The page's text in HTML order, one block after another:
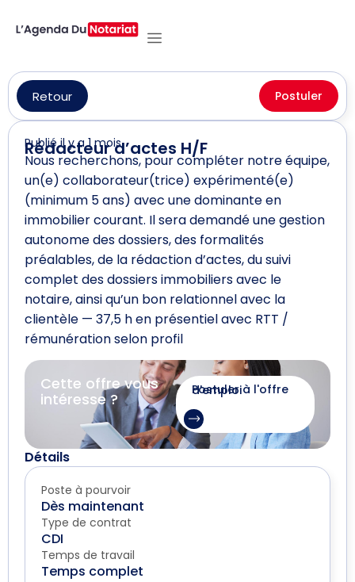
Retour Postuler
Rédacteur d’actes H/F
Publié il y a 1 mois
Nous recherchons, pour compléter notre équipe,
un(e) collaborateur(trice) expérimenté(e)
(minimum 5 ans) avec une dominante en
immobilier courant. Il sera demandé une gestion
autonome des dossiers, des formalités
préalables, de la rédaction d’actes, du suivi
complet des dossiers immobiliers avec le
notaire, ainsi qu’un bon relationnel avec la
clientèle — 37,5 h en présentiel avec RTT /
rémunération selon profil
Cette offre vous
intéresse ?
Postuler à l'offre d'emploi
Détails
Poste à pourvoir
Dès maintenant
Type de contrat
CDI
Temps de travail
Temps complet